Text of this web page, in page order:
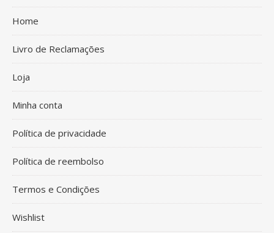
Home
Livro de Reclamações
Loja
Minha conta
Política de privacidade
Política de reembolso
Termos e Condições
Wishlist